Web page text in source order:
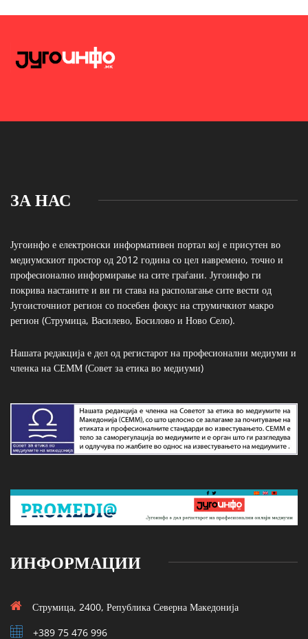
ЗА НАС
Југоинфо е електронски информативен портал кој е присутен во
медиумскиот простор од 2012 година со цел навремено, точно и
професионално информирање на сите граѓани. Југоинфо ги
покрива настаните и ви ги става на располагање сите вести од
Југоисточниот регион со посебен фокус на струмичкиот макро
регион (Струмица, Василево, Босилово и Ново Село).
Нашата редакција е дел од регистарот на професионални медиуми и
членка на СЕММ (Совет за етика во медиуми)
ИНФОРМАЦИИ
Струмица, 2400, Република Северна Македонија
+389 75 476 996